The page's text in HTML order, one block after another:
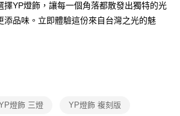
」】
到商品之後才付款」的支付方式。 讓您購物簡單
不需綁卡、不需儲值。
帳流程】
先享後付」後，將跳轉至「AFTEE先享後付」
並確認金額後，即可完成結帳。
含以上)免運費
擇YP燈飾，讓每一個角落都散發出獨特的光
添品味。立即體驗這份來自台灣之光的魅
燈飾 三燈 YP燈飾 複刻版